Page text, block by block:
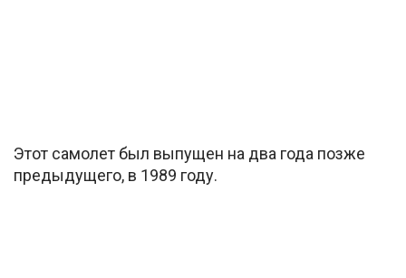
Этот самолет был выпущен на два года позже
предыдущего, в 1989 году.